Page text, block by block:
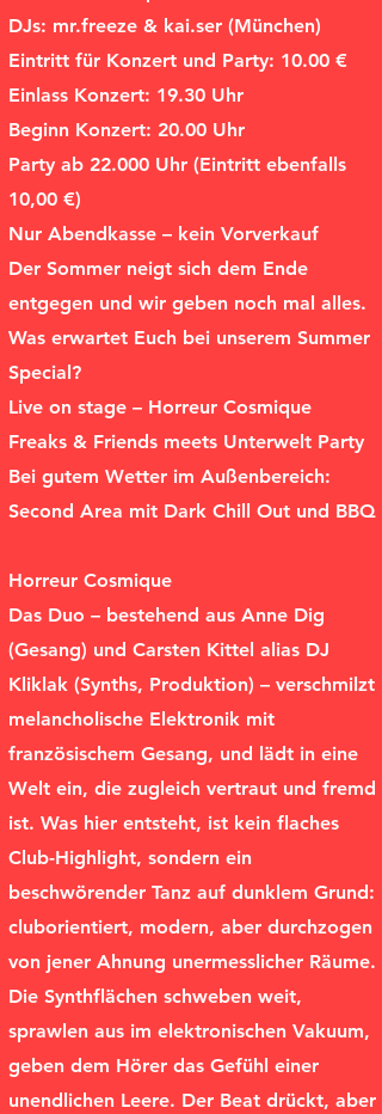
DJs: mr.freeze & kai.ser (München)
Eintritt für Konzert und Party: 10.00 €
Einlass Konzert: 19.30 Uhr
Beginn Konzert: 20.00 Uhr
Party ab 22.000 Uhr (Eintritt ebenfalls
10,00 €)
Nur Abendkasse – kein Vorverkauf
Der Sommer neigt sich dem Ende
entgegen und wir geben noch mal alles.
Was erwartet Euch bei unserem Summer
Special?
Live on stage – Horreur Cosmique
Freaks & Friends meets Unterwelt Party
Bei gutem Wetter im Außenbereich:
Second Area mit Dark Chill Out und BBQ
Horreur Cosmique
Das Duo – bestehend aus Anne Dig
(Gesang) und Carsten Kittel alias DJ
Kliklak (Synths, Produktion) – verschmilzt
melancholische Elektronik mit
französischem Gesang, und lädt in eine
Welt ein, die zugleich vertraut und fremd
ist. Was hier entsteht, ist kein flaches
Club-Highlight, sondern ein
beschwörender Tanz auf dunklem Grund:
cluborientiert, modern, aber durchzogen
von jener Ahnung unermesslicher Räume.
Die Synthflächen schweben weit,
sprawlen aus im elektronischen Vakuum,
geben dem Hörer das Gefühl einer
unendlichen Leere. Der Beat drückt, aber